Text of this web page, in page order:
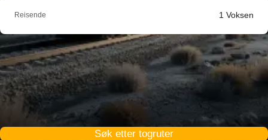
Reisende 1 Voksen
Søk etter togruter